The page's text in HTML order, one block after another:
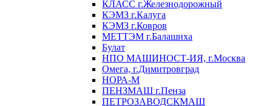
КЛАСС г.Железнодорожный
КЭМЗ г.Калуга
КЭМЗ г.Ковров
МЕТТЭМ г.Балашиха
Булат
НПО МАШИНОСТ-ИЯ, г.Москва
Омега, г.Димитровград
НОРА-М
ПЕНЗМАШ г.Пенза
ПЕТРОЗАВОДСКМАШ